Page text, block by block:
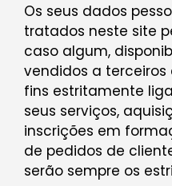
Os seus dados
tratados neste site
caso algum,
vendidos a
fins estritamente
seus serviços,
inscrições em
de pedidos de
serão sempre os